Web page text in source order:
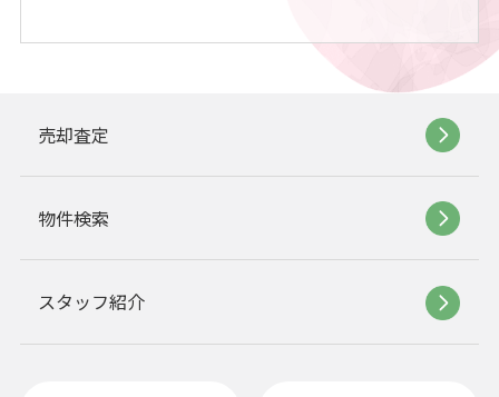
売却査定
物件検索
スタッフ紹介